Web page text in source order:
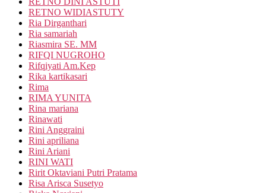
RETNO WIDIASTUTY
Ria Dirganthari
Ria samariah
Riasmira SE. MM
RIFQI NUGROHO
Rifqiyati Am.Kep
Rika kartikasari
Rima
RIMA YUNITA
Rina mariana
Rinawati
Rini Anggraini
Rini apriliana
Rini Ariani
RINI WATI
Ririt Oktaviani Putri Pratama
Risa Arisca Susetyo